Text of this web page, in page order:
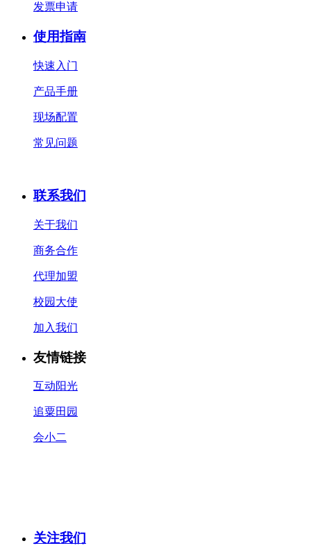
发票申请
使用指南
快速入门
产品手册
现场配置
常见问题
联系我们
关于我们
商务合作
代理加盟
校园大使
加入我们
友情链接
互动阳光
追粟田园
会小二
关注我们